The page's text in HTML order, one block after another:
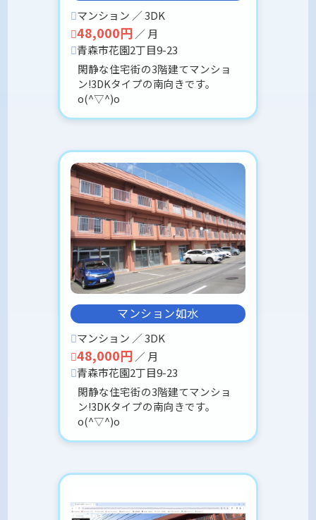
マンション ／ 3DK
48,000円 ／ 月
青森市花園2丁目9-23
閑静な住宅街の3階建てマンショ
ン!3DKタイプの南向きです。
o(^▽^)o
マンション如水
マンション ／ 3DK
48,000円／ 月
青森市花園2丁目9-23
閑静な住宅街の3階建てマンショ
ン!3DKタイプの南向きです。
o(^▽^)o